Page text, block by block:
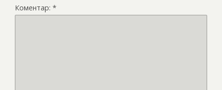
Коментар: *